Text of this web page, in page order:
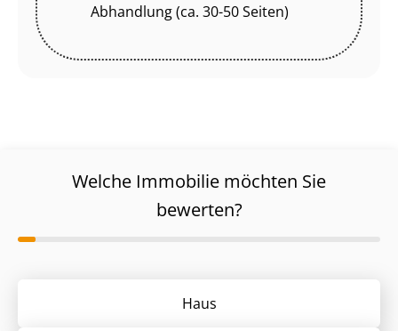
Abhandlung (ca. 30-50 Seiten)
Welche Immobilie möchten Sie
bewerten?
Haus